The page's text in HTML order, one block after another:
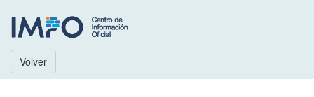
Volver